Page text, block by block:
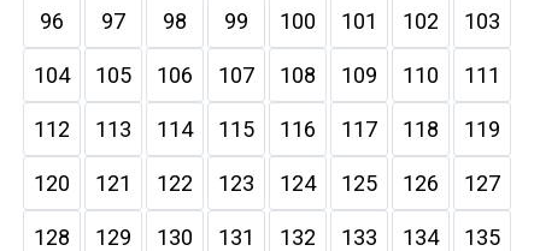
96 97 98 99 100 101 102 103
104 105 106 107 108 109 110 111
112 113 114 115 116 117 118 119
120 121 122 123 124 125 126 127
128 129 130 131 132 133 134 135